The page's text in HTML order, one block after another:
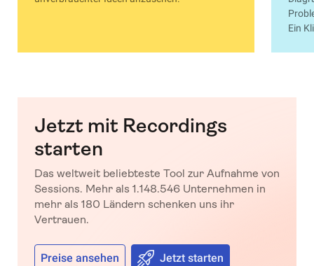
Ein
Jetzt mit Recordings
starten
Das weltweit beliebteste Tool zur Aufnahme von
Sessions. Mehr als 1.148.546 Unternehmen in
mehr als 180 Ländern schenken uns ihr
Vertrauen.
Preise ansehen Jetzt starten